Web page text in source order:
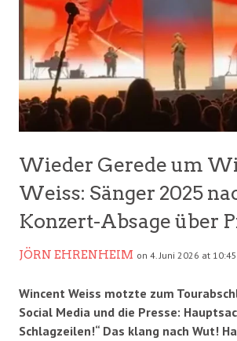
Wieder Gerede um
Weiss: Sänger 2025
Konzert-Absage über
JÖRN EHRENHEIM on 4. Juni 2026 at 10:45
Wincent Weiss motzte zum
Social Media und die Presse:
Schlagzeilen!“ Das klang nach Wut!